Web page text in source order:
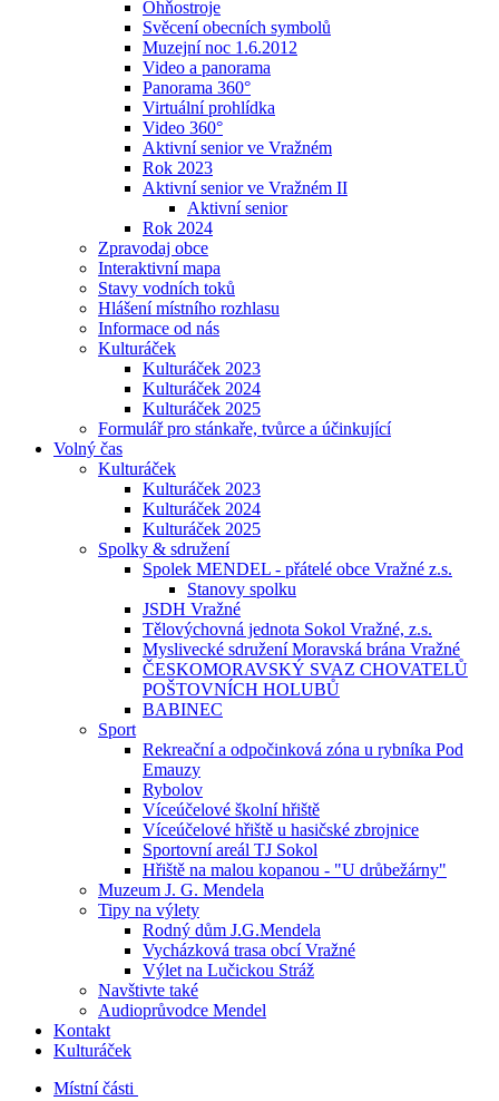
Ohňostroje
Svěcení obecních symbolů
Muzejní noc 1.6.2012
Video a panorama
Panorama 360°
Virtuální prohlídka
Video 360°
Aktivní senior ve Vražném
Rok 2023
Aktivní senior ve Vražném II
Aktivní senior
Rok 2024
Zpravodaj obce
Interaktivní mapa
Stavy vodních toků
Hlášení místního rozhlasu
Informace od nás
Kulturáček
Kulturáček 2023
Kulturáček 2024
Kulturáček 2025
Formulář pro stánkaře, tvůrce a účinkující
Volný čas
Kulturáček
Kulturáček 2023
Kulturáček 2024
Kulturáček 2025
Spolky & sdružení
Spolek MENDEL - přátelé obce Vražné z.s.
Stanovy spolku
JSDH Vražné
Tělovýchovná jednota Sokol Vražné, z.s.
Myslivecké sdružení Moravská brána Vražné
ČESKOMORAVSKÝ SVAZ CHOVATELŮ
POŠTOVNÍCH HOLUBŮ
BABINEC
Sport
Rekreační a odpočinková zóna u rybníka Pod
Emauzy
Rybolov
Víceúčelové školní hřiště
Víceúčelové hřiště u hasičské zbrojnice
Sportovní areál TJ Sokol
Hřiště na malou kopanou - "U drůbežárny"
Muzeum J. G. Mendela
Tipy na výlety
Rodný dům J.G.Mendela
Vycházková trasa obcí Vražné
Výlet na Lučickou Stráž
Navštivte také
Audioprůvodce Mendel
Kontakt
Kulturáček
Místní části